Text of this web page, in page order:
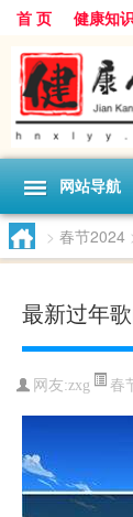
首 页 健康知
网站导航
> 春节2024
最新过年
网友:zxg 春